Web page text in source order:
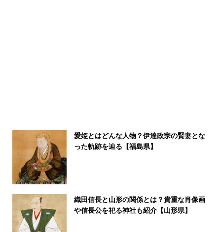
愛姫とはどんな人物？伊達政宗の賢妻とな
った軌跡を辿る【福島県】
織田信長と山形の関係とは？貴重な肖像画
や信長公を祀る神社も紹介【山形県】